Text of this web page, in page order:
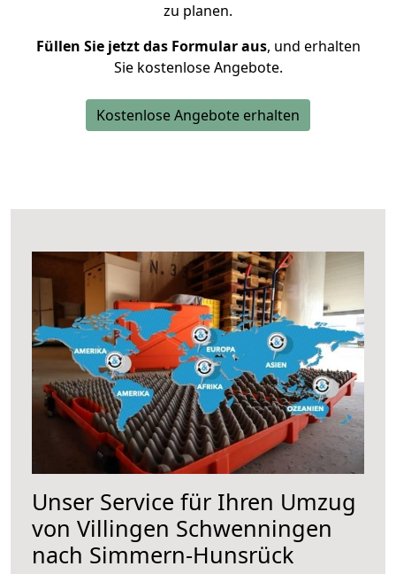
zu planen.
Füllen Sie jetzt das Formular aus, und erhalten
Sie kostenlose Angebote.
Kostenlose Angebote erhalten
Unser Service für Ihren Umzug
von Villingen Schwenningen
nach Simmern-Hunsrück